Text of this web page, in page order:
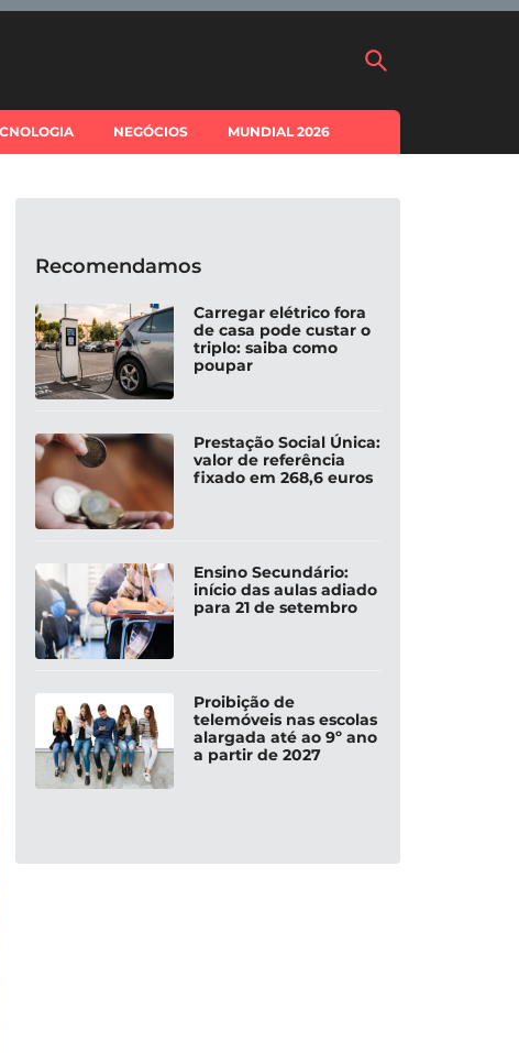
NEGÓCIOS MUNDIAL 2026
Recomendamos
Carregar elétrico fora
de casa pode custar o
triplo: saiba como
poupar
Prestação Social Única:
valor de referência
fixado em 268,6 euros
Ensino Secundário:
início das aulas adiado
para 21 de setembro
Proibição de
telemóveis nas escolas
alargada até ao 9º ano
a partir de 2027